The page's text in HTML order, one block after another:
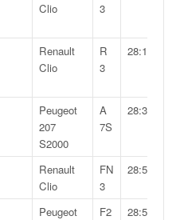
Clio
3
Renault
Clio
R
3
28:14,8
Peugeot
207
S2000
A
7S
28:36,0
Renault
Clio
FN
3
28:51,9
Peugeot
F2
28:54,5